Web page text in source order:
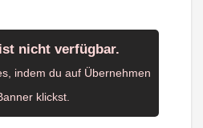
nicht verfügbar.
indem du auf Übernehmen
klickst.